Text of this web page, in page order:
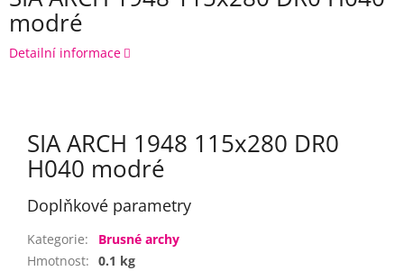
modré
Detailní informace
SIA ARCH 1948 115x280 DR0
H040 modré
Doplňkové parametry
Kategorie:
Brusné archy
Hmotnost: 0.1 kg